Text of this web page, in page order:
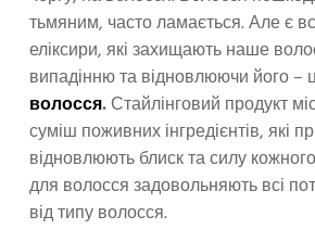
тьмяним, часто ламається. Але є
еліксири, які захищають наше
випадінню та відновлюючи його –
волосся.Стайлінговий продукт
суміш поживних інгредієнтів, які
відновлюють блиск та силу
для волосся задовольняють всі
від типу волосся.